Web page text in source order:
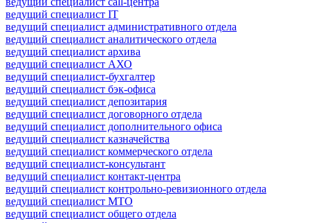
ведущий специалист IT
ведущий специалист административного отдела
ведущий специалист аналитического отдела
ведущий специалист архива
ведущий специалист АХО
ведущий специалист-бухгалтер
ведущий специалист бэк-офиса
ведущий специалист депозитария
ведущий специалист договорного отдела
ведущий специалист дополнительного офиса
ведущий специалист казначейства
ведущий специалист коммерческого отдела
ведущий специалист-консультант
ведущий специалист контакт-центра
ведущий специалист контрольно-ревизионного отдела
ведущий специалист МТО
ведущий специалист общего отдела